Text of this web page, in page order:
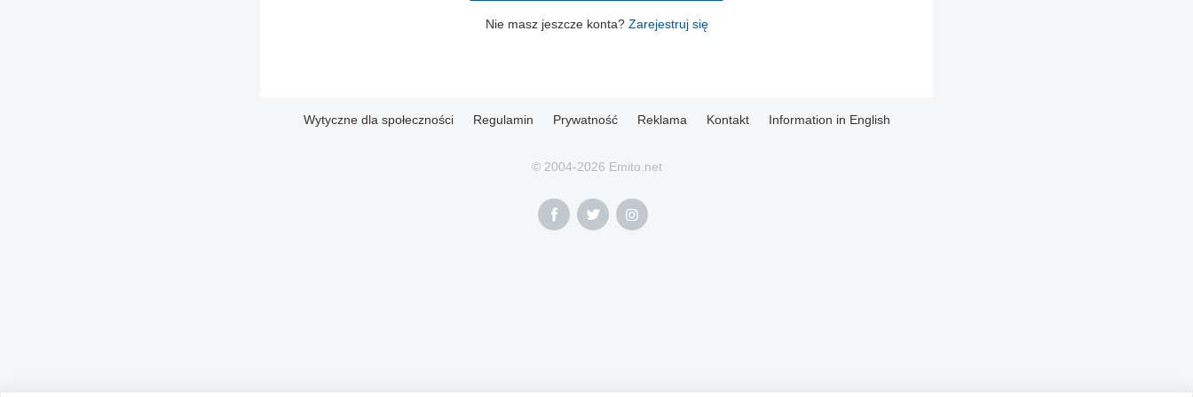
Nie masz jeszcze konta? Zarejestruj się
Wytyczne dla społeczności Regulamin Prywatność Reklama Kontakt Information in English
© 2004-2026 Emito.net